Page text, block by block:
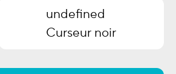
undefined
Curseur noir